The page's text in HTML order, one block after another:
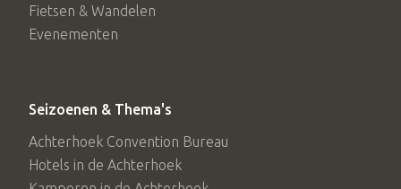
oorlog tot op de dag van vandaag in de stad heeft
achtergelaten komen aan bod.
stadswandeling
Combikaarten á € 13,50 worden bij zowel Stadsmuseum
Fietsen & Wandelen
Evenementen
Seizoenen & Thema's
Achterhoek Convention Bureau
Hotels in de Achterhoek